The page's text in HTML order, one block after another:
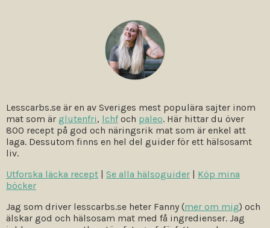
Lesscarbs.se är en av Sveriges mest populära sajter inom
mat som är glutenfri, lchfoch paleo. Här hittar du över
800 recept på god och näringsrik mat som är enkel att
laga. Dessutom finns en hel del guider för ett hälsosamt
liv.
Utforska läcka recept | Se alla hälsoguider | Köp mina
böcker
Jag som driver lesscarbs.se heter Fanny (mer om mig) och
älskar god och hälsosam mat med få ingredienser. Jag